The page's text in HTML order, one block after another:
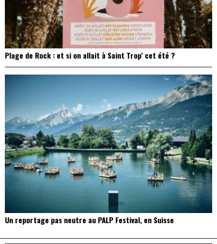
Plage de Rock : et si on allait à Saint Trop’ cet été ?
Un reportage pas neutre au PALP Festival, en Suisse